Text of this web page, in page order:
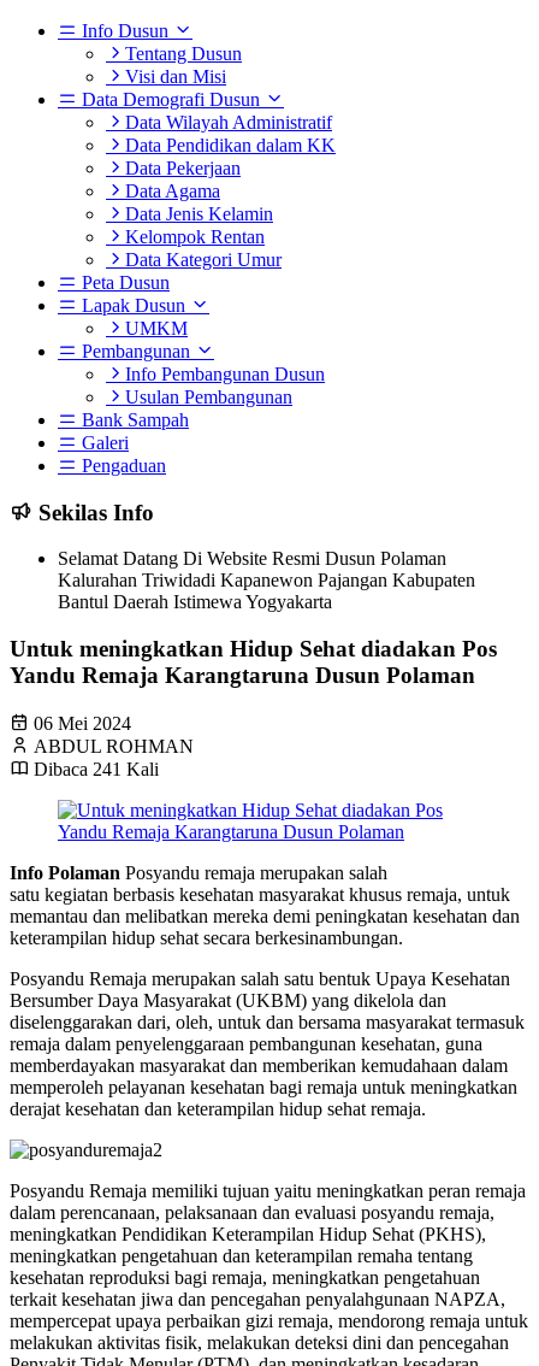
Info Dusun
Tentang Dusun
Visi dan Misi
Data Demografi Dusun
Data Wilayah Administratif
Data Pendidikan dalam KK
Data Pekerjaan
Data Agama
Data Jenis Kelamin
Kelompok Rentan
Data Kategori Umur
Peta Dusun
Lapak Dusun
UMKM
Pembangunan
Info Pembangunan Dusun
Usulan Pembangunan
Bank Sampah
Galeri
Pengaduan
Sekilas Info
Selamat Datang Di Website Resmi Dusun Polaman
Kalurahan Triwidadi Kapanewon Pajangan Kabupaten
Bantul Daerah Istimewa Yogyakarta
Untuk meningkatkan Hidup Sehat diadakan Pos
Yandu Remaja Karangtaruna Dusun Polaman
06 Mei 2024
ABDUL ROHMAN
Dibaca 241 Kali
Info Polaman Posyandu remaja merupakan salah
satu kegiatan berbasis kesehatan masyarakat khusus remaja, untuk
memantau dan melibatkan mereka demi peningkatan kesehatan dan
keterampilan hidup sehat secara berkesinambungan.
Posyandu Remaja merupakan salah satu bentuk Upaya Kesehatan
Bersumber Daya Masyarakat (UKBM) yang dikelola dan
diselenggarakan dari, oleh, untuk dan bersama masyarakat termasuk
remaja dalam penyelenggaraan pembangunan kesehatan, guna
memberdayakan masyarakat dan memberikan kemudahaan dalam
memperoleh pelayanan kesehatan bagi remaja untuk meningkatkan
derajat kesehatan dan keterampilan hidup sehat remaja.
Posyandu Remaja memiliki tujuan yaitu meningkatkan peran remaja
dalam perencanaan, pelaksanaan dan evaluasi posyandu remaja,
meningkatkan Pendidikan Keterampilan Hidup Sehat (PKHS),
meningkatkan pengetahuan dan keterampilan remaha tentang
kesehatan reproduksi bagi remaja, meningkatkan pengetahuan
terkait kesehatan jiwa dan pencegahan penyalahgunaan NAPZA,
mempercepat upaya perbaikan gizi remaja, mendorong remaja untuk
melakukan aktivitas fisik, melakukan deteksi dini dan pencegahan